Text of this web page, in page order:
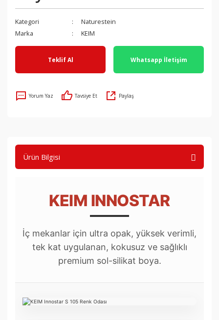
Kategori
Naturestein
Marka
KEIM
Teklif Al Whatsapp İletişim
Yorum Yaz Tavsiye Et Paylaş
Ürün Bilgisi
KEIM INNOSTAR
İç mekanlar için ultra opak, yüksek verimli,
tek kat uygulanan, kokusuz ve sağlıklı
premium sol-silikat boya.